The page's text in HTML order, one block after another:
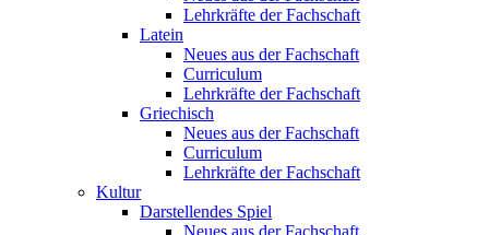
Lehrkräfte der Fachschaft
Latein
Neues aus der Fachschaft
Curriculum
Lehrkräfte der Fachschaft
Griechisch
Neues aus der Fachschaft
Curriculum
Lehrkräfte der Fachschaft
Kultur
Darstellendes Spiel